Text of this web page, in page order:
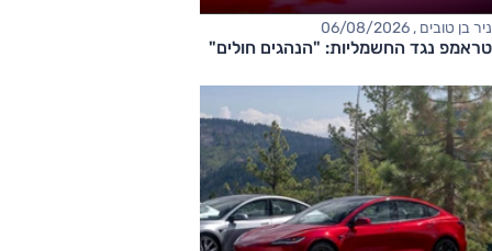
ניר בן טובים , 06/08/2026
טראמפ נגד החשמליות: "הנהגים חולים"